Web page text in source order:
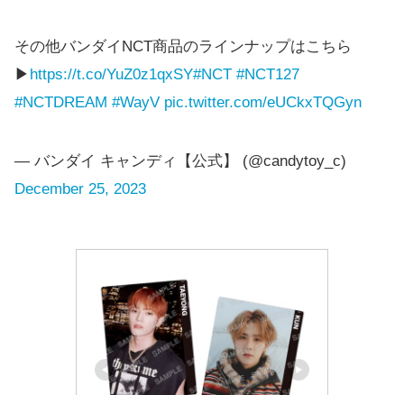
その他バンダイNCT商品のラインナップはこちら
▶ https://t.co/YuZ0z1qxSY#NCT #NCT127
#NCTDREAM #WayV pic.twitter.com/eUCkxTQGyn
— バンダイ キャンディ【公式】 (@candytoy_c)
December 25, 2023